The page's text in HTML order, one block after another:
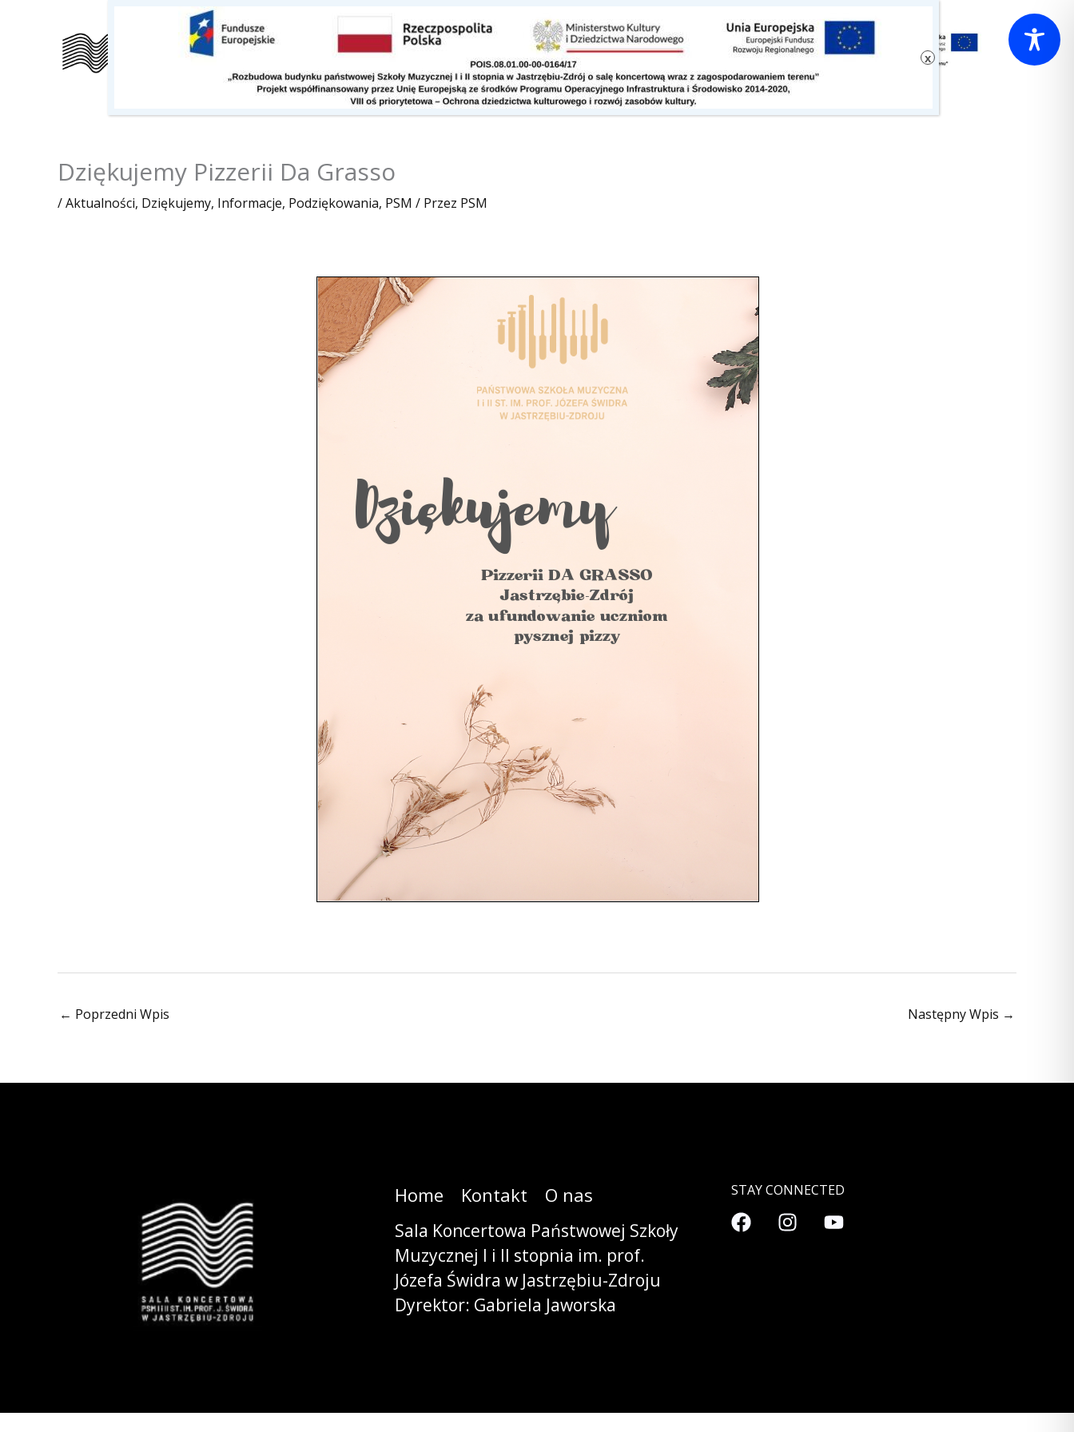
Szkoła O nas Kontakt Do pobrania
Dziękujemy Pizzerii Da Grasso
/Aktualności, Dziękujemy, Informacje, Podziękowania, PSM / Przez PSM
← Poprzedni Wpis Następny Wpis →
Home Kontakt O nas
Sala Koncertowa Państwowej Szkoły
Muzycznej I i II stopnia im. prof.
Józefa Świdra w Jastrzębiu-Zdroju
Dyrektor: Gabriela Jaworska
STAY CONNECTED